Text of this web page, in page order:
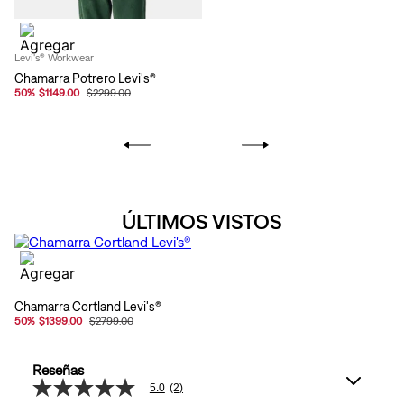
Levi's® Workwear
Chamarra Potrero Levi's®
50% $1149.00 $2299.00
ÚLTIMOS VISTOS
Chamarra Cortland Levi's®
50% $1399.00 $2799.00
Reseñas
5.0
5.0 (2)